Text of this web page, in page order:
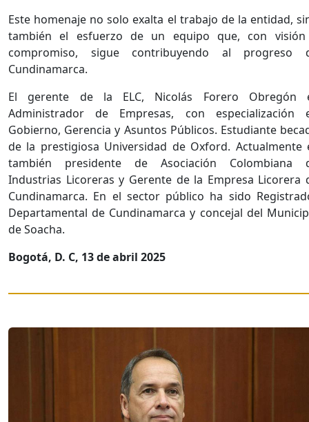
Este homenaje no solo exalta el trabajo de la entidad,
también el esfuerzo de un equipo que, con
compromiso, sigue contribuyendo al progreso
Cundinamarca.
El gerente de la ELC, Nicolás Forero Obregón
Administrador de Empresas, con especialización
Gobierno, Gerencia y Asuntos Públicos. Estudiante
de la prestigiosa Universidad de Oxford. Actualmente
también presidente de Asociación Colombiana
Industrias Licoreras y Gerente de la Empresa Licorera
Cundinamarca. En el sector público ha sido
Departamental de Cundinamarca y concejal del
de Soacha.
Bogotá, D. C, 13 de abril 2025